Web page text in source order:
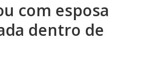
com esposa
dentro de